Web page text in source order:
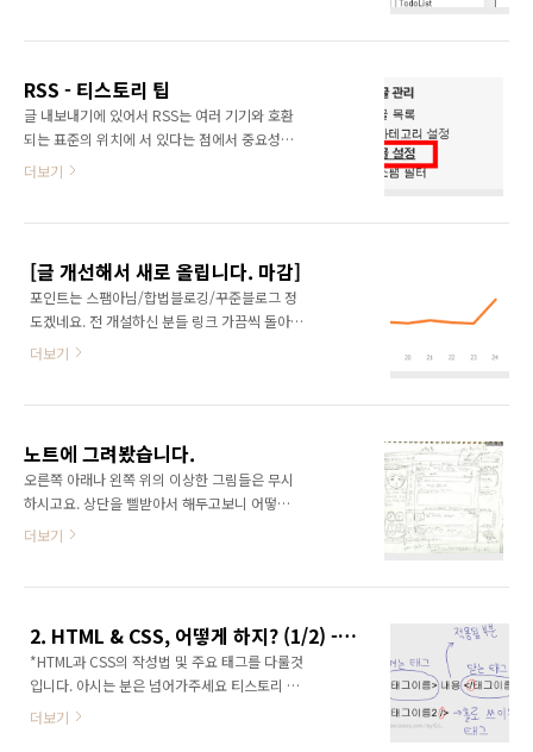
다. 고민하기도 귀찮고요. 물론 내 맘이니까 거부
곳에서 받아서 개설을 하셨음. -_-;;고로 ..
하지만 아래에 있던 버튼들을 옆으로 밀어넣으
면서까지 공간을 확보할 필요는 없었던지라....
그것보다도 글 카테고리의 하위 카테고리 구분
이 안되더군요. 물론 수식 입력등의 기능이 생긴
래서 이전으로 돌려보겠습니다. 이전에 올렸던
정 ..
RSS - 티스토리 팁
글 내보내기에 있어서 RSS는 여러 기기와 호환
되는 표준의 위치에 서 있다는 점에서 중요성을
갖습니다. 물론 사실 그게 표준인지 아닌지는 저
든요. 이렇게 쉽게 읽어볼 수 있는 형식과 방식을
통틀어 피드(feed) 라고 하구요. RSS에 대해서
더 자세히 알아보려면 엔하위키 미러 : RSS 나
위키백과 : RSS 로. 위키백과 웹 피드 항목도 있
냐면, 저 부터가 타 블로그의 글 확인을 우선
이트를 주지 않는 곳은 업데이트..
더보기
[글 개선해서 새로 올립니다. 마감]
포인트는 스팸아님/합법블로깅/꾸준블로그 정
도겠네요. 전 개설하신 분들 링크 가끔씩 돌아보
니까, 스팸인지 확인합니다. 활동여부도 보고요.
하고 (늦을수도 있으니 기다리지 말것, 그러므로
떨어졌을 시 기재하신 메일로 통보해드립니다.
는 취소. 다른데서 미리 받으신 분들 때문에 골때
릴 거 같아서...), 들어온 것 5장? 중 최대 4장 배
대로 따를겁니다. 많이 노력했던 글이구요. 일단
대를 받는 이유는 크게 스팸 블로거 방지 (광고
나..
더보기
노트에 그려봤습니다.
오른쪽 아래나 왼쪽 위의 이상한 그림들은 무시
하시고요. 상단을 삘받아서 해두고보니 어떻게
이을지 감이 안잡히길래, 한번 그려봤습니다. 이
글란은 왠지 페이스북이 생각나지만 색이 다르
도록... 이라는 느낌으로 생각중입니다. 이름에서
알 수 있듯이, 모티브는 CyWorld. 이 그림을 참
고해서 HTML부터 구조 짠 다음, 기존의 건 거의
다 버리고 새로 만들어야 할 것 같네요. 구조는
더보기
2. HTML & CSS, 어떻게 하지? (1/2) - 어떻게든 뭐든 만들어보자
*HTML과 CSS의 작성법 및 주요 태그를 다룰것
입니다. 아시는 분은 넘어가주세요 티스토리 스
킨은 일반적인 웹문서와 같이 정해진 언어
더보기